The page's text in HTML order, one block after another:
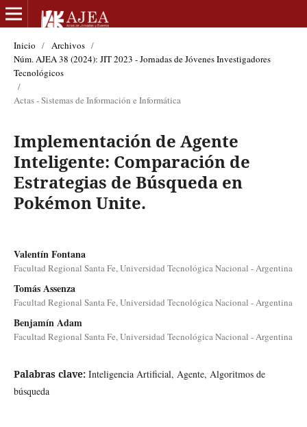
Inicio / Archivos /
Núm. AJEA 38 (2024): JIT 2023 - Jornadas de Jóvenes Investigadores
Tecnológicos
/
Actas - Sistemas de Información e Informática
Implementación de Agente
Inteligente: Comparación de
Estrategias de Búsqueda en
Pokémon Unite.
Valentín Fontana
Facultad Regional Santa Fe, Universidad Tecnológica Nacional - Argentina
Tomás Assenza
Facultad Regional Santa Fe, Universidad Tecnológica Nacional - Argentina
Benjamín Adam
Facultad Regional Santa Fe, Universidad Tecnológica Nacional - Argentina
Palabras clave: Inteligencia Artificial, Agente, Algoritmos de
búsqueda